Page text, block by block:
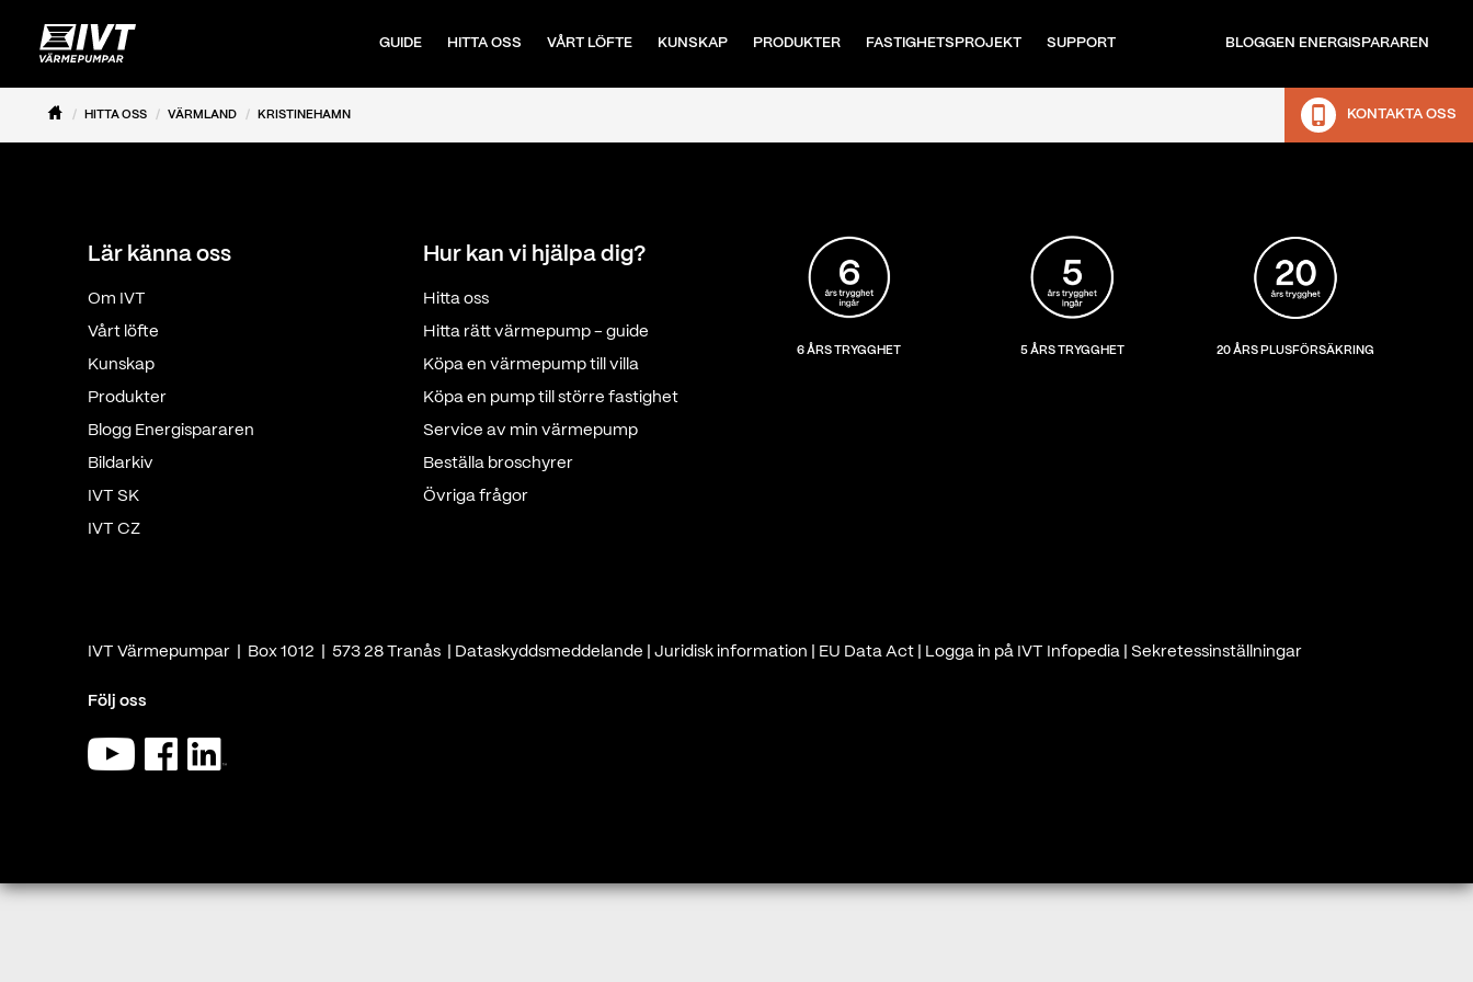
GUIDE HITTA OSS VÅRT LÖFTE KUNSKAP PRODUKTER FASTIGHETSPROJEKT SUPPORT BLOGGEN ENERGISPARAREN
HITTA OSS VÄRMLAND KRISTINEHAMN KONTAKTA OSS
Lär känna oss
Om IVT
Vårt löfte
Kunskap
Produkter
Blogg Energispararen
Bildarkiv
IVT SK
IVT CZ
Hur kan vi hjälpa dig?
Hitta oss
Hitta rätt värmepump - guide
Köpa en värmepump till villa
Köpa en pump till större fastighet
Service av min värmepump
Beställa broschyrer
Övriga frågor
6 ÅRS TRYGGHET 5 ÅRS TRYGGHET 20 ÅRS PLUSFÖRSÄKRING
IVT Värmepumpar | Box 1012 | 573 28 Tranås | Dataskyddsmeddelande Juridisk information EU Data Act Logga in på IVT Infopedia Sekretessinställningar
Följ oss